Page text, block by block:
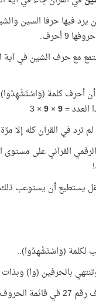
يرد فيها حرفا السين
9 أحرف.
مع حرف الشين في آية
أحرف كلمة
9
×
9
× 3
ترد في القرآن كله إلا
القرآني على مستوى
يستطيع أن يستوعب
لكلمة (وَاسْتَشْهِدُوا)..
بالحرفين (وا) وبذات
الهجائية!